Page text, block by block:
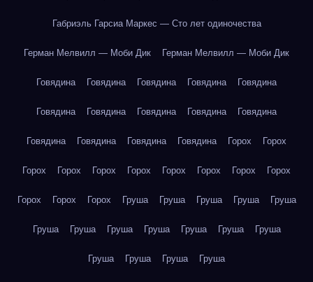
Габриэль Гарсиа Маркес — Сто лет одиночества
Герман Мелвилл — Моби Дик Герман Мелвилл — Моби Дик
Говядина Говядина Говядина Говядина Говядина
Говядина Говядина Говядина Говядина Говядина
Говядина Говядина Говядина Говядина Горох Горох
Горох Горох Горох Горох Горох Горох Горох Горох
Горох Горох Горох Груша Груша Груша Груша Груша
Груша Груша Груша Груша Груша Груша Груша
Груша Груша Груша Груша